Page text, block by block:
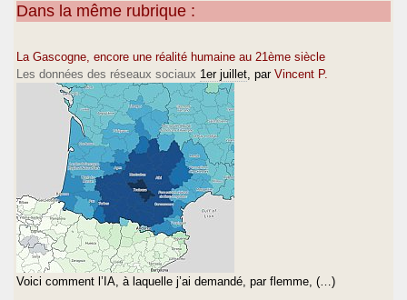
Dans la même rubrique :
La Gascogne, encore une réalité humaine au 21ème siècle
Les données des réseaux sociaux 1er juillet , par Vincent P.
Voici comment l’IA, à laquelle j’ai demandé, par flemme, (…)